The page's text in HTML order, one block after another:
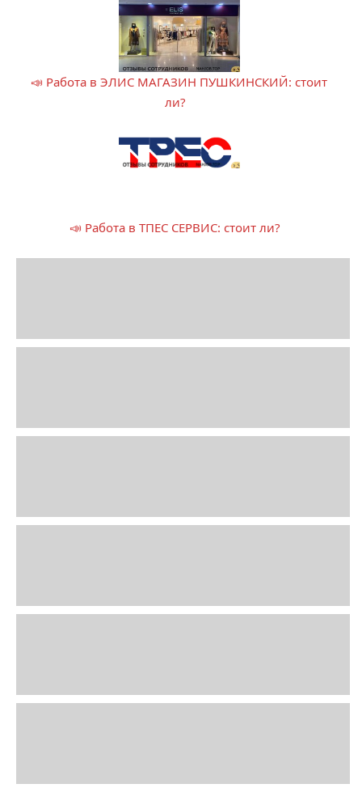
📣 Работа в ЭЛИС МАГАЗИН ПУШКИНСКИЙ: стоит
ли?
📣 Работа в ТПЕС СЕРВИС: стоит ли?